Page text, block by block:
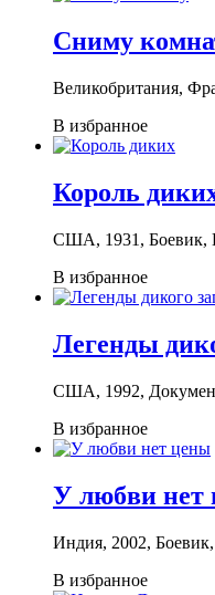
Сниму
Великобритания,
В избранное
Король
США, 1931, Боевик,
В избранное
Легенды
США, 1992,
В избранное
У любви нет
Индия, 2002,
В избранное